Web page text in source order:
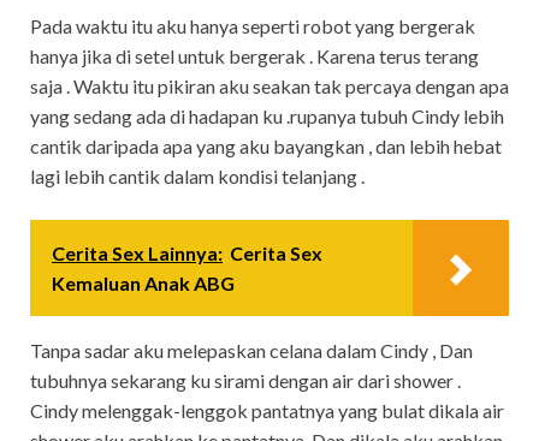
Pada waktu itu aku hanya seperti robot yang bergerak
hanya jika di setel untuk bergerak . Karena terus terang
saja . Waktu itu pikiran aku seakan tak percaya dengan apa
yang sedang ada di hadapan ku .rupanya tubuh Cindy lebih
cantik daripada apa yang aku bayangkan , dan lebih hebat
lagi lebih cantik dalam kondisi telanjang .
Cerita Sex Lainnya: Cerita Sex
Kemaluan Anak ABG
Tanpa sadar aku melepaskan celana dalam Cindy , Dan
tubuhnya sekarang ku sirami dengan air dari shower .
Cindy melenggak-lenggok pantatnya yang bulat dikala air